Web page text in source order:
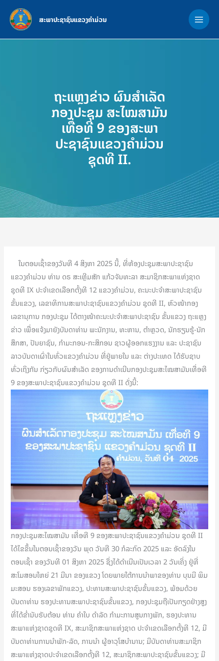
content
ສະພາປະຊາຊົນແຂວງຄຳມ່ວນ
ຖະແຫຼງຂ່າວ ຜົນສຳເລັດ
ກອງປະຊຸມ ສະໄໝສາມັນ
ເທື່ອທີ 9 ຂອງສະພາ
ປະຊາຊົນແຂວງຄຳມ່ວນ
ຊຸດທີ II.
ໃນຕອນເຊົ້າຂອງວັນທີ 4 ສິງຫາ 2025 ນີ້, ທີ່ຫ້ອງປະຊຸມສະພາປະຊາຊົນ
ແຂວງຄຳມ່ວນ ທ່ານ ດຣ ສະເຫຼີມສັກ ແກ້ວຈັນທະລາ ສະມາຊິກສະພາແຫ່ງຊາດ
ຊຸດທີ IX ປະຈໍາເຂດເລືອກຕັ້ງທີ 12 ແຂວງຄໍາມ່ວນ, ຄະນະປະຈໍາສະພາປະຊາຊົນ
ຂັ້ນແຂວງ, ເລຂາທິການສະພາປະຊາຊົນແຂວງຄຳມ່ວນ ຊຸດທີ II, ຫົວໜ້າກອງ
ເລຂານຸການ ກອງປະຊຸມ ໄດ້ຕາງໜ້າຄະນະປະຈຳສະພາປະຊາຊົນ ຂັ້ນແຂວງ ຖະແຫຼງ
ຂ່າວ ເພື່ອແຈ້ງມາຍັງບັນດາທ່ານ ພະນັກງານ, ທະຫານ, ຕຳຫຼວດ, ນັກຮຽນຮູ້-ນັກ
ສຶກສາ, ປັນຍາຊົນ, ກໍາມະກອນ-ກະສິກອນ ຊາວຜູ້ອອກແຮງງານ ແລະ ປະຊາຊົນ
ລາວບັນດາເຜົ່າໃນທົ່ວແຂວງຄຳມ່ວນ ທີ່ຢູ່ພາຍໃນ ແລະ ຕ່າງປະເທດ ໄດ້ຮັບຊາບ
ທົ່ວເຖິງກັນ ກ່ຽວກັບຜົນສໍາເລັດ ຂອງການດໍາເນີນກອງປະຊຸມສະໄໝສາມັນເທື່ອທີ
9 ຂອງສະພາປະຊາຊົນແຂວງຄຳມ່ວນ ຊຸດທີ II ດັ່ງນີ້:
ກອງປະຊຸມສະໄໝສາມັນ ເທື່ອທີ 9 ຂອງສະພາປະຊາຊົນແຂວງຄຳມ່ວນ ຊຸດທີ II
ໄດ້ໄຂຂຶ້ນໃນຕອນເຊົ້າຂອງວັນ ພຸດ ວັນທີ 30 ກໍລະກົດ 2025 ແລະ ອັດລົງໃນ
ຕອນເຊົ້າ ຂອງວັນທີ 01 ສິງຫາ 2025 ຊຶ່ງໄດ້ດໍາເນີນເປັນເວລາ 2 ວັນເຄິ່ງ ຢູ່ທີ່
ສະໂມສອນໃຫຍ່ 21 ມີນາ ຂອງແຂວງ ໂດຍພາຍໃຕ້ການນໍາພາຂອງທ່ານ ບຸນມີ ພິມ
ມະສອນ ຮອງເລຂາພັກແຂວງ, ປະທານສະພາປະຊາຊົນຂັ້ນແຂວງ, ພ້ອມດ້ວຍ
ບັນດາທ່ານ ຮອງປະທານສະພາປະຊາຊົນຂັ້ນແຂວງ, ກອງປະຊຸມຖືເປັນກຽດຢ່າງສູງ
ທີ່ໄດ້ຂໍ່ານັບຮັບຕ້ອນ ທ່ານ ຄໍາໃບ ດໍາລັດ ກໍາມະການສູນກາງພັກ, ຮອງປະທານ
ສະພາແຫ່ງຊາດຊຸດທີ IX, ສະມາຊິກສະພາແຫ່ງຊາດ ປະຈຳເຂດເລືອກຕັ້ງທີ 12, ມີ
ບັນດາທ່ານການນຳພັກ-ລັດ, ການນໍາ ຜູ້ອາວຸໂສບໍານານ; ມີບັນດາທ່ານສະມາຊິກ
ສະພາແຫ່ງຊາດປະຈຳເຂດເລືອກຕັ້ງທີ 12, ສະມາຊິກສະພາປະຊາຊົນຂັ້ນແຂວງ; ມີ